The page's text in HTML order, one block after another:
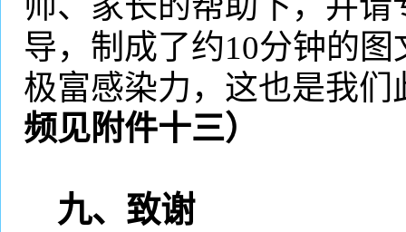
导，制成了约10分钟的图
极富感染力，这也是我
频见附件十三）
九、致谢